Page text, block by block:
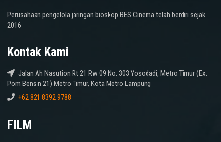
Perusahaan pengelola jaringan bioskop BES Cinema telah berdiri sejak
2016
Kontak Kami
Jalan Ah Nasution Rt 21 Rw 09 No. 303 Yosodadi, Metro Timur (Ex.
Pom Bensin 21) Metro Timur, Kota Metro Lampung
+62 821 8392 9788
FILM